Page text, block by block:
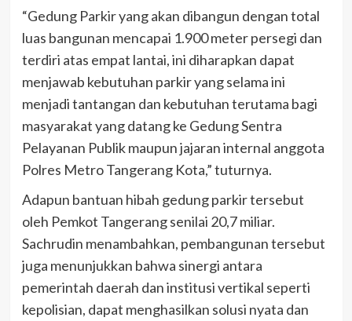
“Gedung Parkir yang akan dibangun dengan total
luas bangunan mencapai 1.900 meter persegi dan
terdiri atas empat lantai, ini diharapkan dapat
menjawab kebutuhan parkir yang selama ini
menjadi tantangan dan kebutuhan terutama bagi
masyarakat yang datang ke Gedung Sentra
Pelayanan Publik maupun jajaran internal anggota
Polres Metro Tangerang Kota,” tuturnya.
Adapun bantuan hibah gedung parkir tersebut
oleh Pemkot Tangerang senilai 20,7 miliar.
Sachrudin menambahkan, pembangunan tersebut
juga menunjukkan bahwa sinergi antara
pemerintah daerah dan institusi vertikal seperti
kepolisian, dapat menghasilkan solusi nyata dan